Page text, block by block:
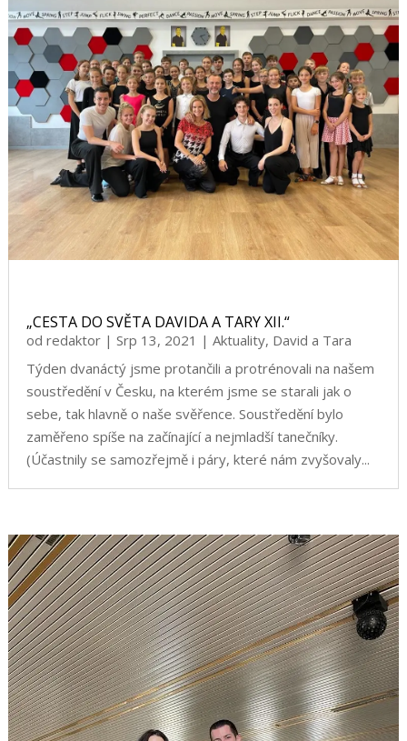
„CESTA DO SVĚTA DAVIDA A TARY XII.“
od redaktor| Srp 13, 2021 | Aktuality, David a Tara
Týden dvanáctý jsme protančili a protrénovali na našem
soustředění v Česku, na kterém jsme se starali jak o
sebe, tak hlavně o naše svěřence. Soustředění bylo
zaměřeno spíše na začínající a nejmladší tanečníky.
(Účastnily se samozřejmě i páry, které nám zvyšovaly...